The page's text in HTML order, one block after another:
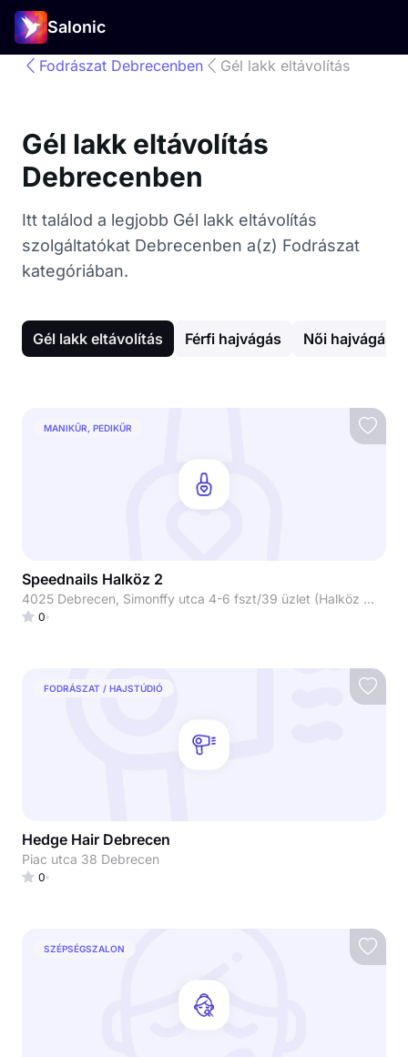
Salonic
Fodrászat Debrecenben Gél lakk eltávolítás
Gél lakk eltávolítás
Debrecenben
Itt találod a legjobb Gél lakk eltávolítás
szolgáltatókat Debrecenben a(z) Fodrászat
kategóriában.
Gél lakk eltávolítás Férfi hajvágás Női hajvágás
MANIKŰR, PEDIKŰR
Speednails Halköz 2
4025 Debrecen, Simonffy utca 4-6 fszt/39 üzlet (Halköz üzletház)
0
FODRÁSZAT / HAJSTÚDIÓ
Hedge Hair Debrecen
Piac utca 38 Debrecen
0
SZÉPSÉGSZALON